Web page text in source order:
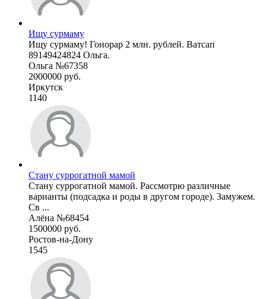
Ищу сурмаму
Ищу сурмаму! Гонорар 2 млн. рублей. Ватсап
89149424824 Ольга.
Ольга №67358
2000000 руб.
Иркутск
1140
Стану суррогатной мамой
Стану суррогатной мамой. Рассмотрю различные
варианты (подсадка и роды в другом городе). Замужем.
Св ...
Алёна №68454
1500000 руб.
Ростов-на-Дону
1545